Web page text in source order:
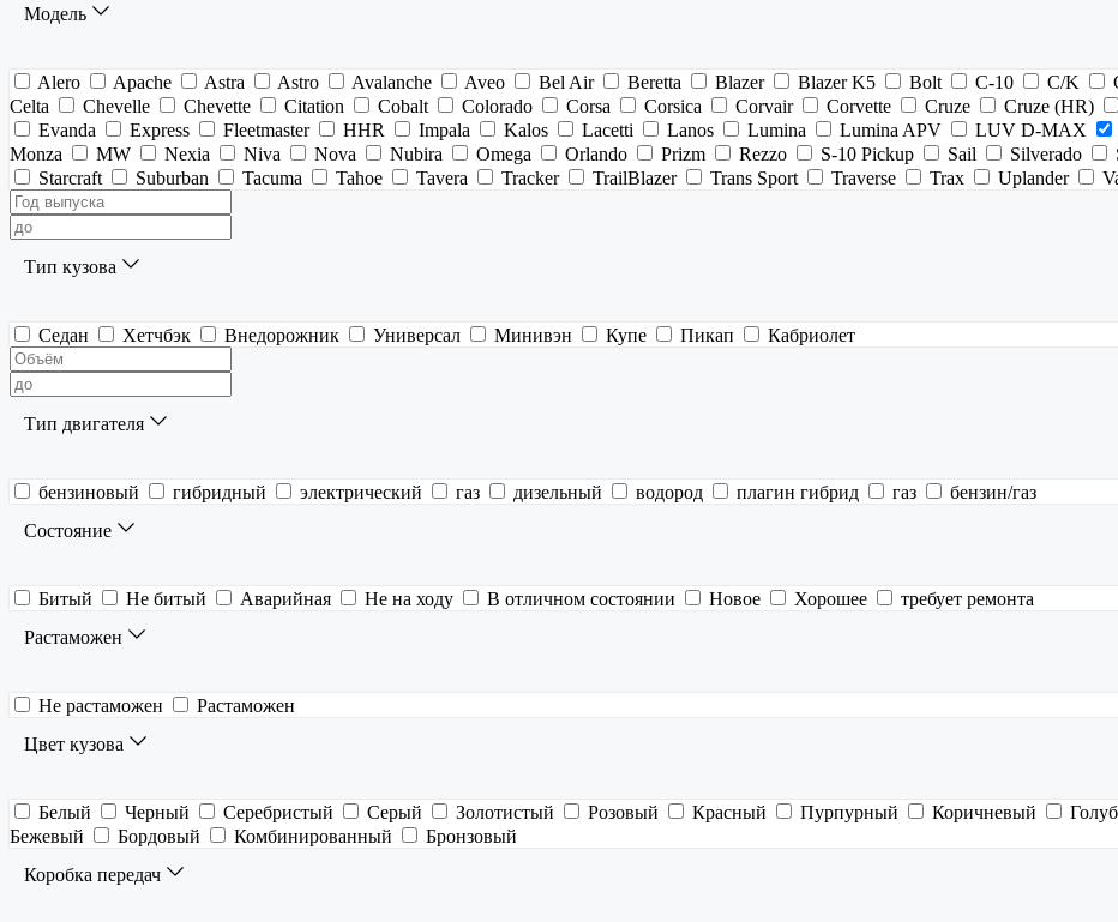
Модель
Alero Apache Astra Astro Avalanche Aveo Bel Air Beretta Blazer Blazer K5 Bolt C-10 C/K
Celta
Chevelle Chevette Citation Cobalt Colorado Corsa Corsica Corvair Corvette Cruze Cruze (HR)
Evanda
Express Fleetmaster HHR Impala Kalos Lacetti Lanos Lumina Lumina APV LUV D-MAX
Monza
MW Nexia Niva Nova Nubira Omega Orlando Prizm Rezzo S-10 Pickup Sail Silverado
Starcraft
Suburban Tacuma Tahoe Tavera Tracker TrailBlazer Trans Sport Traverse Trax Uplander
Тип кузова
Седан Хетчбэк Внедорожник Универсал Минивэн Купе Пикап Кабриолет
Тип двигателя
бензиновый гибридный электрический газ дизельный водород плагин гибрид газ
бензин/газ
Состояние
Битый Не битый Аварийная Не на ходу В отличном состоянии Новое Хорошее
требует ремонта
Растаможен
Не растаможен
Растаможен
Цвет кузова
Белый Черный Серебристый Серый Золотистый Розовый Красный Пурпурный Коричневый
Бежевый
Бордовый Комбинированный
Бронзовый
Коробка передач